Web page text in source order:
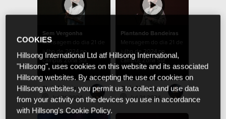
Sem Vergonha
Mensagem do dia 21 de
julho de 2024 no
campus Zona Sul.
Chris Mendez
Jul 21 2024
Plantando Bandeiras
Mensagem do dia 21 de
julho de 2024 no
campus Zona Sul.
Chris Mendez
Jul 21 2024
COOKIES
Hillsong International Ltd atf Hillsong International,
"Hillsong", uses cookies on this website and its associated
Hillsong websites. By accepting the use of cookies on
Hillsong websites, you permit us to collect and use data
from your activity on the devices you use in accordance
with Hillsong's Cookie Policy.